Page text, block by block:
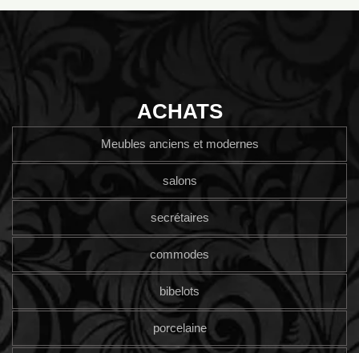
ACHATS
Meubles anciens et modernes
salons
secrétaires
commodes
bibelots
porcelaine